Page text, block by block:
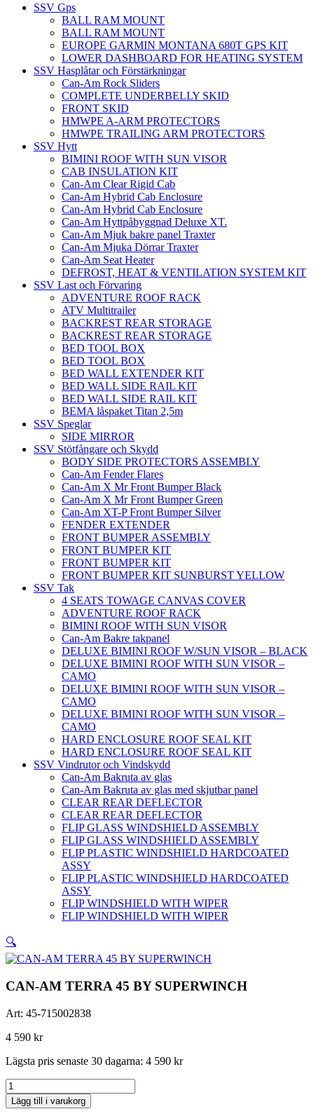
SSV Gps
BALL RAM MOUNT
BALL RAM MOUNT
EUROPE GARMIN MONTANA 680T GPS KIT
LOWER DASHBOARD FOR HEATING SYSTEM
SSV Hasplåtar och Förstärkningar
Can-Am Rock Sliders
COMPLETE UNDERBELLY SKID
FRONT SKID
HMWPE A-ARM PROTECTORS
HMWPE TRAILING ARM PROTECTORS
SSV Hytt
BIMINI ROOF WITH SUN VISOR
CAB INSULATION KIT
Can-Am Clear Rigid Cab
Can-Am Hybrid Cab Enclosure
Can-Am Hybrid Cab Enclosure
Can-Am Hyttpåbyggnad Deluxe XT.
Can-Am Mjuk bakre panel Traxter
Can-Am Mjuka Dörrar Traxter
Can-Am Seat Heater
DEFROST, HEAT & VENTILATION SYSTEM KIT
SSV Last och Förvaring
ADVENTURE ROOF RACK
ATV Multitrailer
BACKREST REAR STORAGE
BACKREST REAR STORAGE
BED TOOL BOX
BED TOOL BOX
BED WALL EXTENDER KIT
BED WALL SIDE RAIL KIT
BED WALL SIDE RAIL KIT
BEMA låspaket Titan 2,5m
SSV Speglar
SIDE MIRROR
SSV Stötfångare och Skydd
BODY SIDE PROTECTORS ASSEMBLY
Can-Am Fender Flares
Can-Am X Mr Front Bumper Black
Can-Am X Mr Front Bumper Green
Can-Am XT-P Front Bumper Silver
FENDER EXTENDER
FRONT BUMPER ASSEMBLY
FRONT BUMPER KIT
FRONT BUMPER KIT
FRONT BUMPER KIT SUNBURST YELLOW
SSV Tak
4 SEATS TOWAGE CANVAS COVER
ADVENTURE ROOF RACK
BIMINI ROOF WITH SUN VISOR
Can-Am Bakre takpanel
DELUXE BIMINI ROOF W/SUN VISOR – BLACK
DELUXE BIMINI ROOF WITH SUN VISOR –
CAMO
DELUXE BIMINI ROOF WITH SUN VISOR –
CAMO
DELUXE BIMINI ROOF WITH SUN VISOR –
CAMO
HARD ENCLOSURE ROOF SEAL KIT
HARD ENCLOSURE ROOF SEAL KIT
SSV Vindrutor och Vindskydd
Can-Am Bakruta av glas
Can-Am Bakruta av glas med skjutbar panel
CLEAR REAR DEFLECTOR
CLEAR REAR DEFLECTOR
FLIP GLASS WINDSHIELD ASSEMBLY
FLIP GLASS WINDSHIELD ASSEMBLY
FLIP PLASTIC WINDSHIELD HARDCOATED
ASSY
FLIP PLASTIC WINDSHIELD HARDCOATED
ASSY
FLIP WINDSHIELD WITH WIPER
FLIP WINDSHIELD WITH WIPER
🔍
CAN-AM TERRA 45 BY SUPERWINCH
Art: 45-715002838
4 590 kr
Lägsta pris senaste 30 dagarna: 4 590 kr
CAN-
AM
TERRA
Lägg till i varukorg